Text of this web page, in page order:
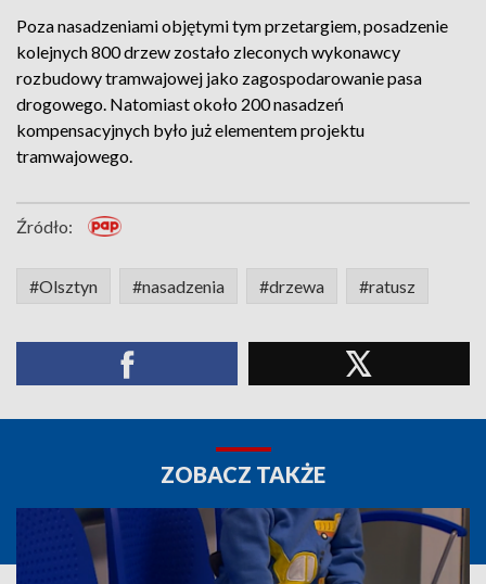
Poza nasadzeniami objętymi tym przetargiem, posadzenie
kolejnych 800 drzew zostało zleconych wykonawcy
rozbudowy tramwajowej jako zagospodarowanie pasa
drogowego. Natomiast około 200 nasadzeń
kompensacyjnych było już elementem projektu
tramwajowego.
Źródło:
#Olsztyn #nasadzenia #drzewa #ratusz
ZOBACZ TAKŻE